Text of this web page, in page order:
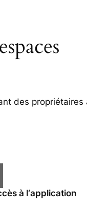
des propriétaires
à l‘application